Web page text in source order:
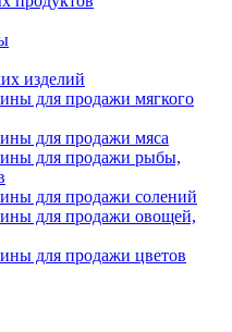
изделий
для продажи мягкого
для продажи мяса
для продажи рыбы,
для продажи солений
для продажи овощей,
для продажи цветов